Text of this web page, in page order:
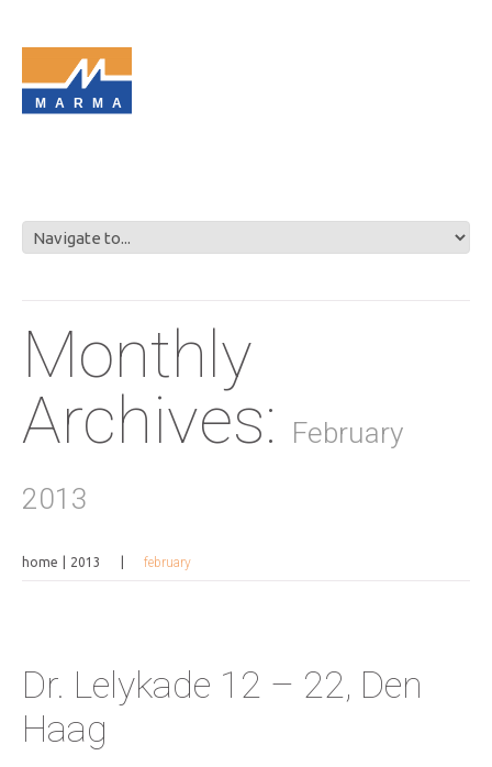
MARMA
Monthly
Archives:
February
2013
home 2013 february
Dr. Lelykade 12 – 22, Den
Haag